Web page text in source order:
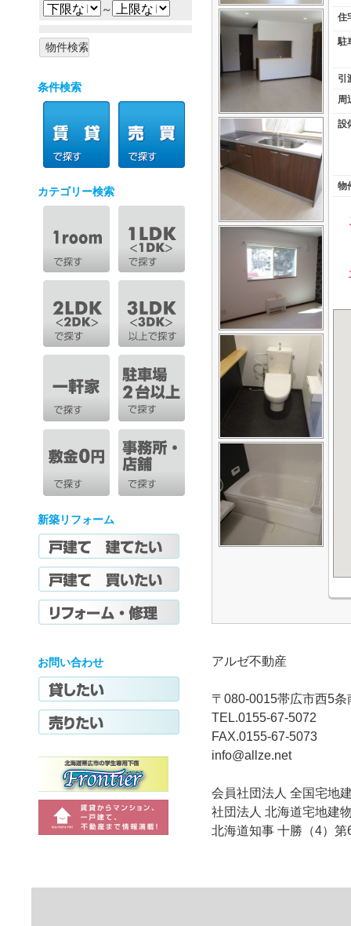
住
駐
引
周
設
物
アルゼ不動産
〒080-0015帯広市西5
TEL.0155-67-5072
FAX.0155-67-5073
info@allze.net
会員社団法人 全国宅地
社団法人 北海道宅地建
北海道知事 十勝（4）第
～
条件検索
カテゴリー検索
新築リフォーム
お問い合わせ